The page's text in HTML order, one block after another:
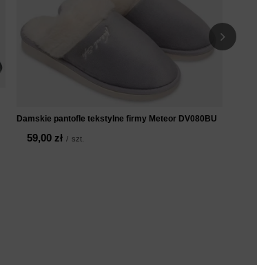
Damskie pantofle tekstylne firmy Meteor DV080BU
59,00 zł / szt.